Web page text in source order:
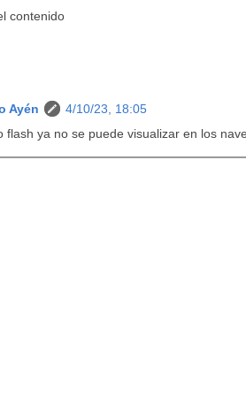
contenido
Ayén
4/10/23, 18:05
flash ya no se puede visualizar en los